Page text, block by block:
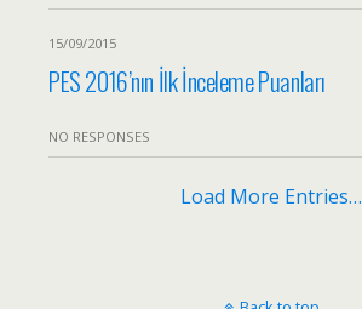
15/09/2015
PES 2016’nın İlk İnceleme Puanları
NO RESPONSES
Load More Entries…